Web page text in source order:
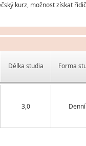
kurz, možnost získat
Délka studia Forma
3,0 Denní